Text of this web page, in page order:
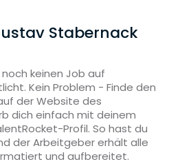
Stabernack
keinen Job auf
Kein Problem - Finde den
der Website des
dich einfach mit deinem
Profil. So hast du
der Arbeitgeber erhält alle
und aufbereitet.